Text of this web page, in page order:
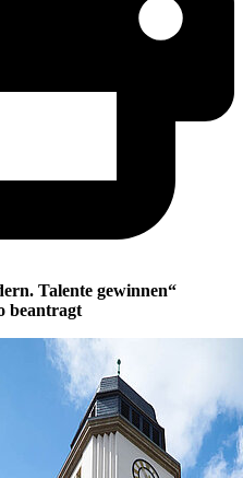
Talente gewinnen“
beantragt